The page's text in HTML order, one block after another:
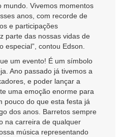
mundo. Vivemos momentos
anos, com recorde de
e participações
parte das nossas vidas de
especial”, contou Edson.
um evento! É um símbolo
Ano passado já tivemos a
e poder lançar a
uma emoção enorme para
pouco do que esta festa já
dos anos. Barretos sempre
na carreira de qualquer
música representando